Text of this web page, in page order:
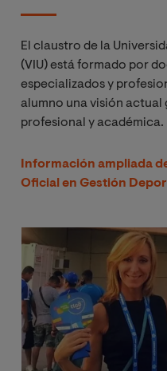
El claustro de la
(VIU) está formado por
especializados y
alumno una visión actual
profesional y académica.
Información ampliada
Oficial en Gestión